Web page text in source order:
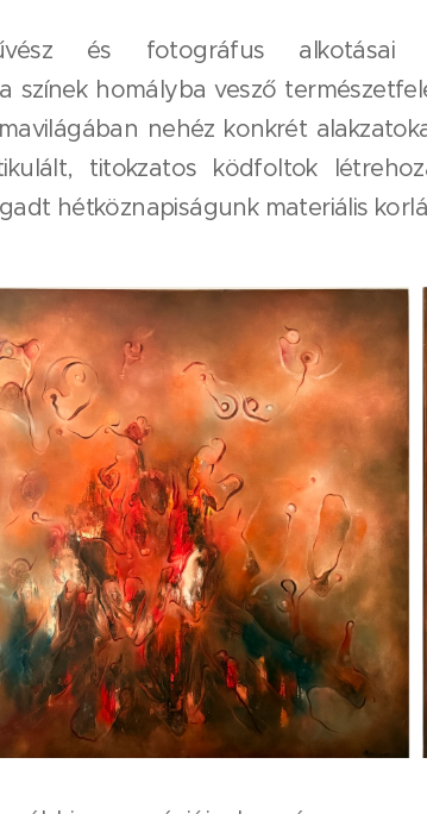
és fotográfus alkotásai
színek homályba vesző
nehéz konkrét
titokzatos ködfoltok
hétköznapiságunk materiális